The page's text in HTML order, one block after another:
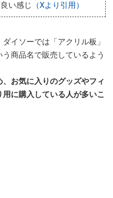
い感じ
（Xより引用）
イソーでは「アクリル板」
商品名で販売しているよう
お気に入りのグッズやフィ
に購入している人が多いこ